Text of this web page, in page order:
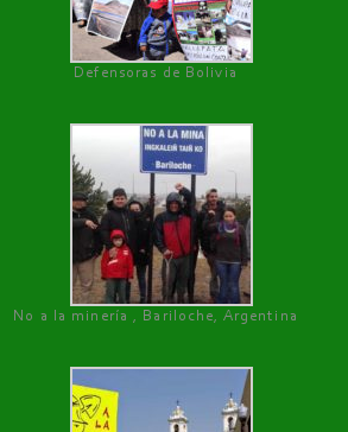
Defensoras de Bolivia
No a la minería , Bariloche, Argentina